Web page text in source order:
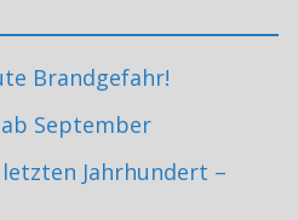
Brandgefahr!
September
Jahrhundert –